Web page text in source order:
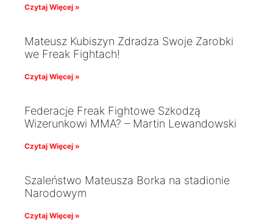
Czytaj Więcej »
Mateusz Kubiszyn Zdradza Swoje Zarobki
we Freak Fightach!
Czytaj Więcej »
Federacje Freak Fightowe Szkodzą
Wizerunkowi MMA? – Martin Lewandowski
Czytaj Więcej »
Szaleństwo Mateusza Borka na stadionie
Narodowym
Czytaj Więcej »